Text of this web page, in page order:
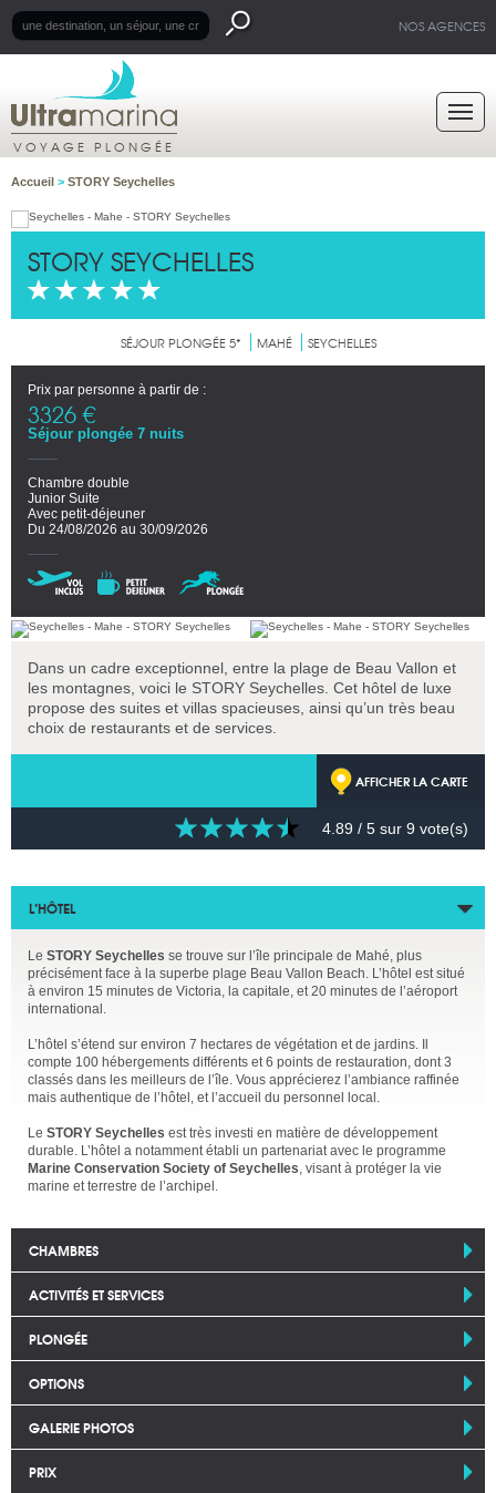
NOS AGENCES
VOYAGE PLONGÉE
Accueil > STORY Seychelles
STORY SEYCHELLES
SÉJOUR PLONGÉE 5* MAHÉ SEYCHELLES
Prix par personne à partir de :
3326 €
Séjour plongée 7 nuits
Chambre double
Junior Suite
Avec petit-déjeuner
Du 24/08/2026 au 30/09/2026
Dans un cadre exceptionnel, entre la plage de Beau Vallon et
les montagnes, voici le STORY Seychelles. Cet hôtel de luxe
propose des suites et villas spacieuses, ainsi qu’un très beau
choix de restaurants et de services.
AFFICHER LA CARTE
4.89 / 5 sur 9 vote(s)
L’HÔTEL
Le STORY Seychelles se trouve sur l’île principale de Mahé, plus
précisément face à la superbe plage Beau Vallon Beach. L’hôtel est situé
à environ 15 minutes de Victoria, la capitale, et 20 minutes de l’aéroport
international.
L’hôtel s’étend sur environ 7 hectares de végétation et de jardins. Il
compte 100 hébergements différents et 6 points de restauration, dont 3
classés dans les meilleurs de l’île. Vous apprécierez l’ambiance raffinée
mais authentique de l’hôtel, et l’accueil du personnel local.
Le STORY Seychelles est très investi en matière de développement
durable. L’hôtel a notamment établi un partenariat avec le programme
Marine Conservation Society of Seychelles, visant à protéger la vie
marine et terrestre de l’archipel.
CHAMBRES
ACTIVITÉS ET SERVICES
PLONGÉE
OPTIONS
GALERIE PHOTOS
PRIX